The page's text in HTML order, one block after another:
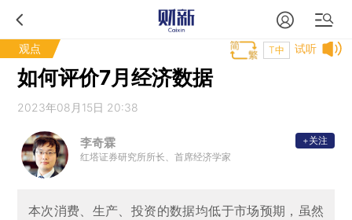
观点 试听
T中
如何评价7月经济数据
2023年08月15日 20:38
李奇霖
红塔证券研究所所长、首席经济学家
+关注
本次消费、生产、投资的数据均低于市场预期，虽然